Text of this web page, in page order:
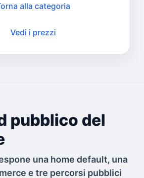
alla categoria
Vedi i prezzi
pubblico del
una home default, una
e tre percorsi pubblici